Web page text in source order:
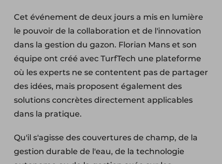
Cet événement de deux jours a mis en lumière
le pouvoir de la collaboration et de l'innovation
dans la gestion du gazon. Florian Mans et son
équipe ont créé avec TurfTech une plateforme
où les experts ne se contentent pas de partager
des idées, mais proposent également des
solutions concrètes directement applicables
dans la pratique.
Qu'il s'agisse des couvertures de champ, de la
gestion durable de l'eau, de la technologie